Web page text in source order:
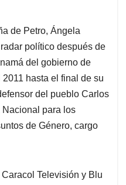
de Petro, Ángela
político después de
del gobierno de
hasta el final de su
del pueblo Carlos
para los
de Género, cargo
Televisión y Blu